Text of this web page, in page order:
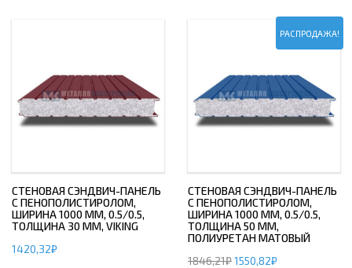
СТЕНОВАЯ СЭНДВИЧ-ПАНЕЛЬ
С ПЕНОПОЛИСТИРОЛОМ,
ШИРИНА 1000 ММ, 0.5/0.5,
ТОЛЩИНА 30 ММ, VIKING
1420,32₽
РАСПРОДАЖА!
СТЕНОВАЯ СЭНДВИЧ-ПАНЕЛЬ
С ПЕНОПОЛИСТИРОЛОМ,
ШИРИНА 1000 ММ, 0.5/0.5,
ТОЛЩИНА 50 ММ,
ПОЛИУРЕТАН МАТОВЫЙ
1846,21₽1550,82₽